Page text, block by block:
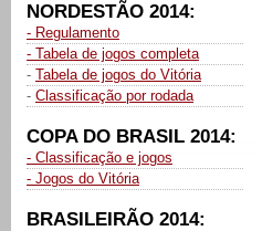
NORDESTÃO 2014:
- Regulamento
- Tabela de jogos completa
- Tabela de jogos do Vitória
- Classificação por rodada
COPA DO BRASIL 2014:
- Classificação e jogos
- Jogos do Vitória
BRASILEIRÃO 2014: